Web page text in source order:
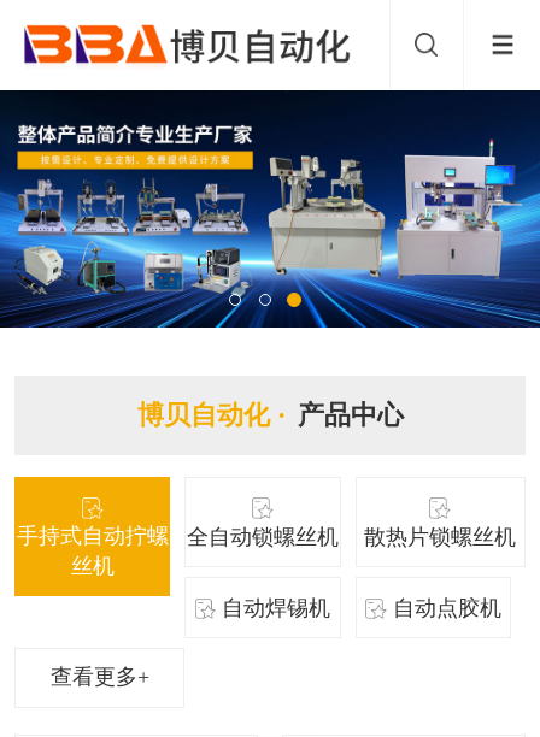
博贝自动化 · 产品中心
手持式自动拧螺
丝机
全自动锁螺丝机 散热片锁螺丝机
自动焊锡机 自动点胶机
查看更多+